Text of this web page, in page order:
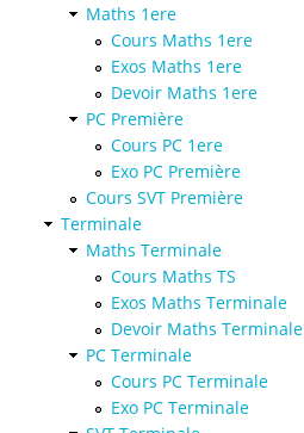
Maths 1ere
Cours Maths 1ere
Exos Maths 1ere
Devoir Maths 1ere
PC Première
Cours PC 1ere
Exo PC Première
Cours SVT Première
Terminale
Maths Terminale
Cours Maths TS
Exos Maths Terminale
Devoir Maths Terminale
PC Terminale
Cours PC Terminale
Exo PC Terminale